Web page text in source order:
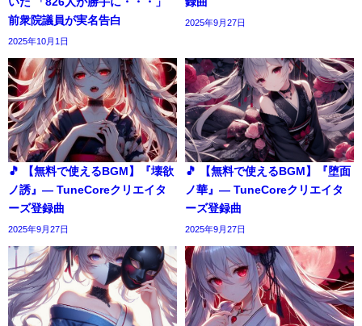
前衆院議員が実名告白
2025年10月1日
2025年9月27日
🎵 【無料で使えるBGM】『壊欲
ノ誘』― TuneCoreクリエイタ
ーズ登録曲
2025年9月27日
🎵 【無料で使えるBGM】『堕面
ノ華』― TuneCoreクリエイタ
ーズ登録曲
2025年9月27日